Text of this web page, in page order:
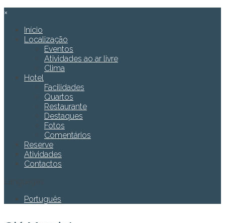
×
Início
Localização
Eventos
Atividades ao ar livre
Clima
Hotel
Facilidades
Quartos
Restaurante
Destaques
Fotos
Comentários
Reserve
Atividades
Contactos
Português